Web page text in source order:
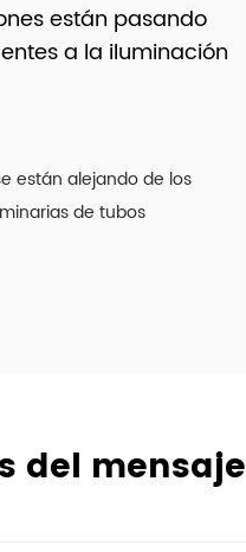
LED para debajo
lineales LED
de la encimera
de la encimera cambia
cocina Una encimera que
del mensaje